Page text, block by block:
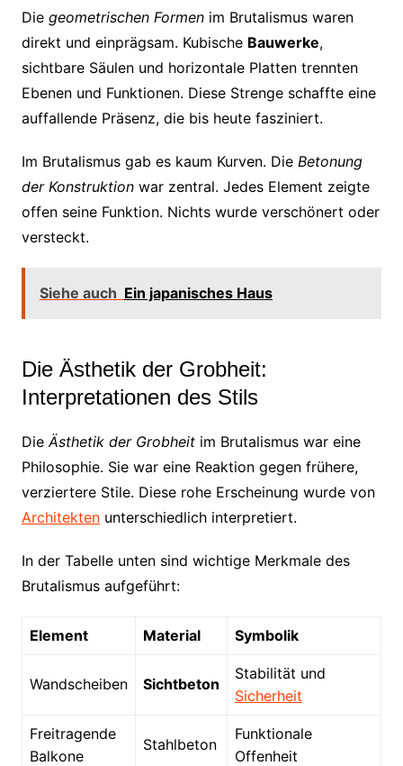
Die geometrischen Formenim Brutalismus waren
direkt und einprägsam. Kubische Bauwerke,
sichtbare Säulen und horizontale Platten trennten
Ebenen und Funktionen. Diese Strenge schaffte eine
auffallende Präsenz, die bis heute fasziniert.
Im Brutalismus gab es kaum Kurven. Die Betonung
der Konstruktionwar zentral. Jedes Element zeigte
offen seine Funktion. Nichts wurde verschönert oder
versteckt.
Siehe auch Ein japanisches Haus
Die Ästhetik der Grobheit:
Interpretationen des Stils
Die Ästhetik der Grobheitim Brutalismus war eine
Philosophie. Sie war eine Reaktion gegen frühere,
verziertere Stile. Diese rohe Erscheinung wurde von
Architektenunterschiedlich interpretiert.
In der Tabelle unten sind wichtige Merkmale des
Brutalismus aufgeführt:
Element Material Symbolik
Wandscheiben Sichtbeton
Stabilität und
Sicherheit
Freitragende
Balkone
Stahlbeton
Funktionale
Offenheit